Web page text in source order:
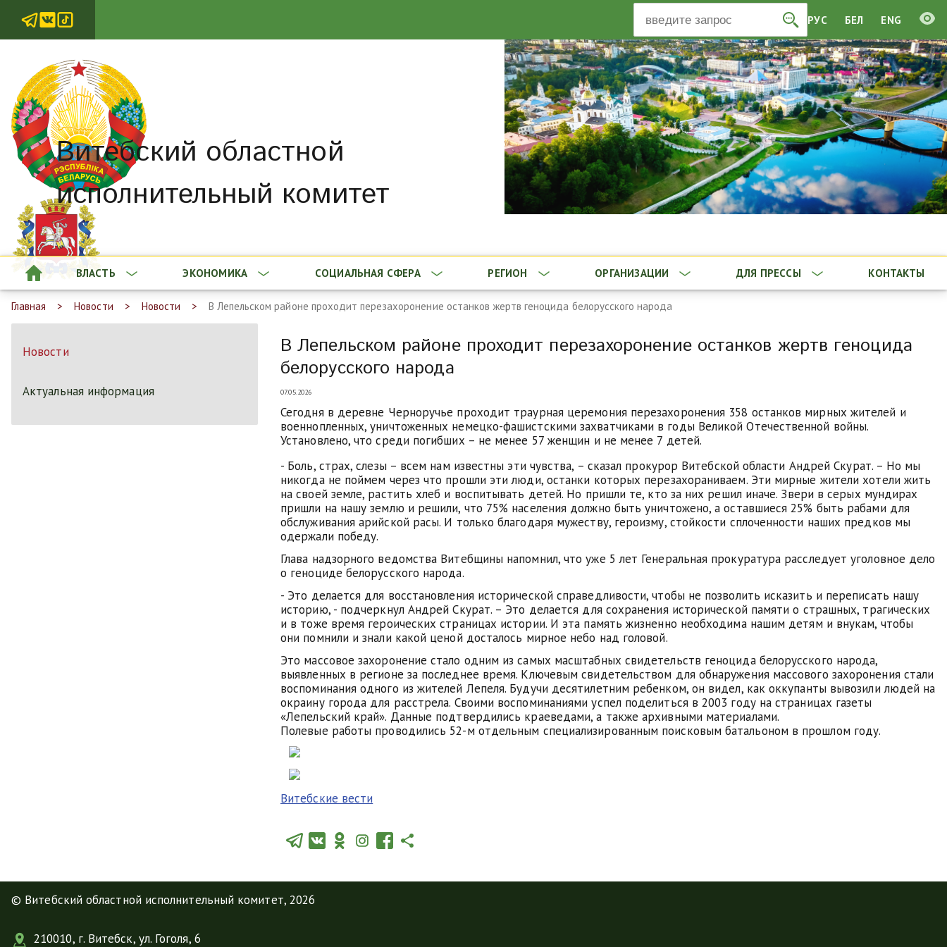
РУС БЕЛ ENG
Витебский областной
исполнительный комитет
ВЛАСТЬ ЭКОНОМИКА СОЦИАЛЬНАЯ СФЕРА РЕГИОН ОРГАНИЗАЦИИ ДЛЯ ПРЕССЫ КОНТАКТЫ
Главная Новости Новости В Лепельском районе проходит перезахоронение останков жертв геноцида белорусского народа
В Лепельском районе проходит перезахоронение останков жертв геноцида
белорусского народа
07.05.2026
Сегодня в деревне Черноручье проходит траурная церемония перезахоронения 358 останков мирных жителей и
военнопленных, уничтоженных немецко-фашистскими захватчиками в годы Великой Отечественной войны.
Установлено, что среди погибших – не менее 57 женщин и не менее 7 детей.
- Боль, страх, слезы – всем нам известны эти чувства, – сказал прокурор Витебской области Андрей Скурат. – Но мы
никогда не поймем через что прошли эти люди, останки которых перезахораниваем. Эти мирные жители хотели жить
на своей земле, растить хлеб и воспитывать детей. Но пришли те, кто за них решил иначе. Звери в серых мундирах
пришли на нашу землю и решили, что 75% населения должно быть уничтожено, а оставшиеся 25% быть рабами для
обслуживания арийской расы. И только благодаря мужеству, героизму, стойкости сплоченности наших предков мы
одержали победу.
Глава надзорного ведомства Витебщины напомнил, что уже 5 лет Генеральная прокуратура расследует уголовное дело
о геноциде белорусского народа.
- Это делается для восстановления исторической справедливости, чтобы не позволить исказить и переписать нашу
историю, - подчеркнул Андрей Скурат. – Это делается для сохранения исторической памяти о страшных, трагических
и в тоже время героических страницах истории. И эта память жизненно необходима нашим детям и внукам, чтобы
они помнили и знали какой ценой досталось мирное небо над головой.
Это массовое захоронение стало одним из самых масштабных свидетельств геноцида белорусского народа,
выявленных в регионе за последнее время. Ключевым свидетельством для обнаружения массового захоронения стали
воспоминания одного из жителей Лепеля. Будучи десятилетним ребенком, он видел, как оккупанты вывозили людей на
окраину города для расстрела. Своими воспоминаниями успел поделиться в 2003 году на страницах газеты
«Лепельский край». Данные подтвердились краеведами, а также архивными материалами.
Полевые работы проводились 52-м отдельным специализированным поисковым батальоном в прошлом году.
Витебские вести
Новости
Актуальная информация
© Витебский областной исполнительный комитет, 2026
210010, г. Витебск, ул. Гоголя, 6